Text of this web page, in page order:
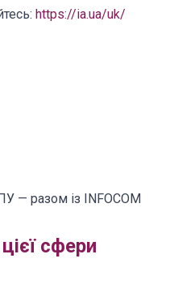
https://ia.ua/uk/
— разом із INFOCOM
сфери